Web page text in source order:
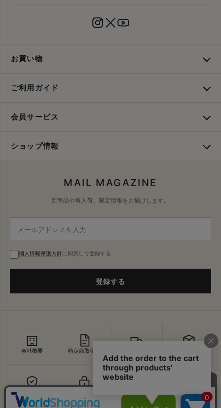
お買い物
ご利用ガイド
会員サービス
ショップ情報
MAIL MAGAZINE
新商品や再入荷、限定情報をお届けします。
個人情報保護方針に同意して登録する
登録する
会社概要 特定商取引法
セキュリティ お問い合わせ